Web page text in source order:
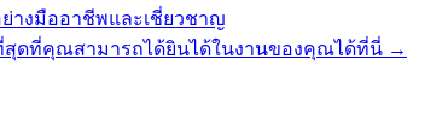
างมืออาชีพและเชี่ยวชาญ
สุดที่คุณสามารถได้ยินได้ในงานของคุณได้ที่นี่ →